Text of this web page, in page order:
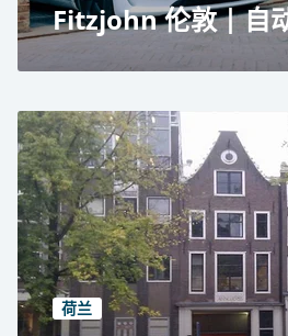
Fitzjohn 伦敦 | 自
伦敦豪华住宅区
住宅用途
自动泊车系统 面积
29 个停车位
29 个电动车充电位
荷兰